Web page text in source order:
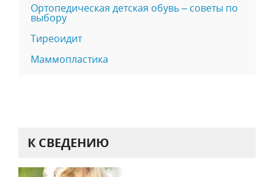
Ортопедическая детская обувь – советы по
выбору
Тиреоидит
Маммопластика
К СВЕДЕНИЮ